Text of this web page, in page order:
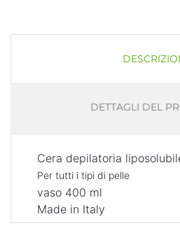
DETTAGLI DEL
Cera depilatoria
Per tutti i tipi di pelle
vaso 400 ml
Made in Italy